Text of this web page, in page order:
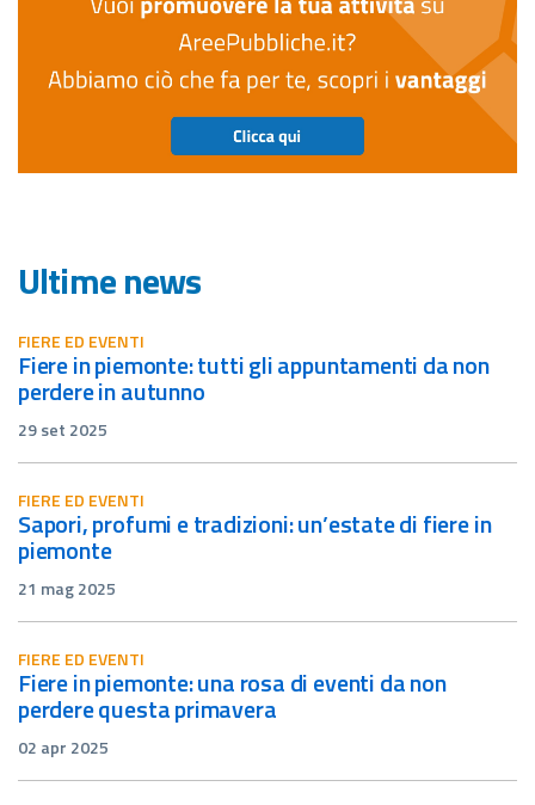
Ultime news
FIERE ED EVENTI
fiere in piemonte: tutti gli appuntamenti da non
perdere in autunno
29 set 2025
FIERE ED EVENTI
sapori, profumi e tradizioni: un’estate di fiere in
piemonte
21 mag 2025
FIERE ED EVENTI
fiere in piemonte: una rosa di eventi da non
perdere questa primavera
02 apr 2025